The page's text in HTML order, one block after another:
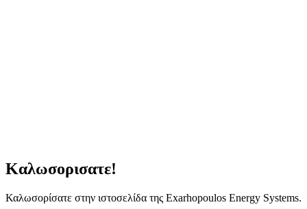
Καλωσορισατε!
Καλωσορίσατε στην ιστοσελίδα της Exarhopoulos Energy Systems.